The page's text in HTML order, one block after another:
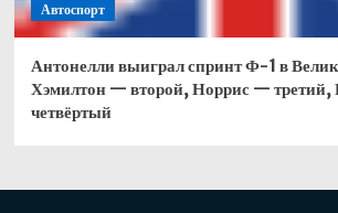
Автоспорт
Антонелли выиграл спринт Ф-1 в
Хэмилтон — второй, Норрис — третий,
четвёртый